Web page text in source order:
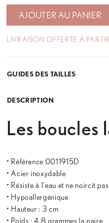
AJOUTER AU PANIER
LIVRAISON OFFERTE À
GUIDES DES TAILLES
DESCRIPTION
Les boucles
• Référence 0011915D
• Acier inoxydable
• Résiste à l'eau et ne noircit pas
• Hypoallergénique
• Hauteur : 3 cm
• Poids : 4.8 grammes la paire